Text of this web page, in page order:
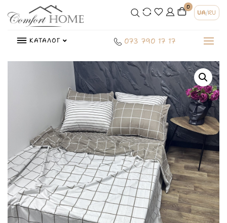
0
UA/RU
КАТАЛОГ 073 790 17 17